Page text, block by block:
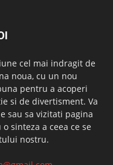
cel mai indragit de
noua, cu un nou
pentru a acoperi
si de divertisment. Va
sau sa vizitati pagina
sinteza a ceea ce se
nostru.